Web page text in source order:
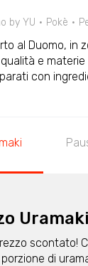
by YU Pokè
al Duomo, in
e
con
Uramaki
scontato!
di